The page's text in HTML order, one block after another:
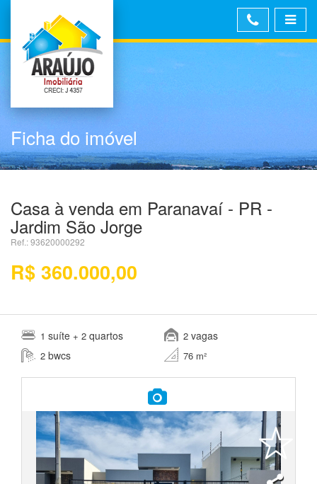
Ficha do imóvel
Casa à venda em Paranavaí - PR -
Jardim São Jorge
Ref.: 93620000292
R$ 360.000,00
1 suíte + 2 quartos
2 bwcs
2 vagas
76 m²